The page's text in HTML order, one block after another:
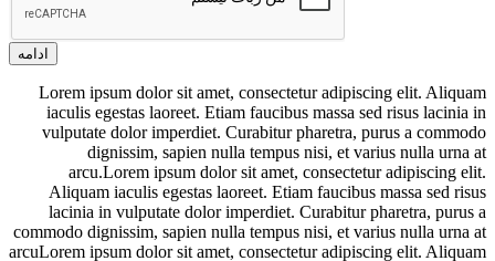
ادامه
Lorem ipsum dolor sit amet, consectetur adipiscing elit. Aliquam
iaculis egestas laoreet. Etiam faucibus massa sed risus lacinia in
vulputate dolor imperdiet. Curabitur pharetra, purus a commodo
dignissim, sapien nulla tempus nisi, et varius nulla urna at
arcu.Lorem ipsum dolor sit amet, consectetur adipiscing elit.
Aliquam iaculis egestas laoreet. Etiam faucibus massa sed risus
lacinia in vulputate dolor imperdiet. Curabitur pharetra, purus a
commodo dignissim, sapien nulla tempus nisi, et varius nulla urna at
arcuLorem ipsum dolor sit amet, consectetur adipiscing elit. Aliquam